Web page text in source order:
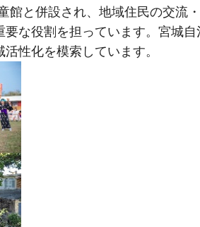
と併設され、地域住民の交流
な役割を担っています。宮城
性化を模索しています。